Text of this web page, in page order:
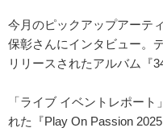
今月のピックアップアーテ
保彰さんにインタビュー。
リリースされたアルバム『
「ライブ イベントレポー
れた『Play On Passion